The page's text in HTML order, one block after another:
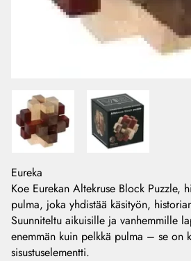
Eureka
Koe Eurekan Altekruse Block Puzzle,
pulma, joka yhdistää käsityön,
Suunniteltu aikuisille ja vanhemmille
enemmän kuin pelkkä pulma – se on
sisustuselementti.